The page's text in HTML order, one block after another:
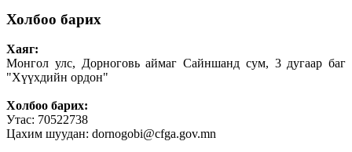
Холбоо барих
Хаяг:
Монгол улс, Дорноговь аймаг Сайншанд сум, 3 дугаар баг
"Хүүхдийн ордон"
Холбоо барих:
Утас: 70522738
Цахим шуудан: dornogobi@cfga.gov.mn